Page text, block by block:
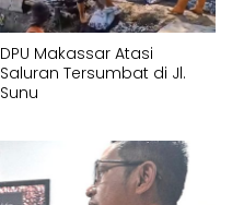
DPU Makassar Atasi
Saluran Tersumbat di Jl.
Sunu